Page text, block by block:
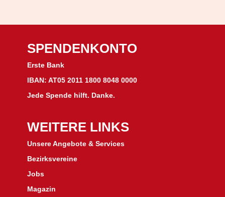
SPENDENKONTO
Erste Bank
IBAN: AT05 2011 1800 8048 0000
Jede Spende hilft. Danke.
WEITERE LINKS
Unsere Angebote & Services
Bezirksvereine
Jobs
Magazin